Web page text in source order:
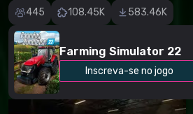
445 108.45K 583.46K
Farming Simulator 22
Inscreva-se no jogo